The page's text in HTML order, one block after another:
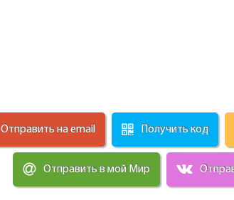
Отправить на email Получить код
Отправить в мой Мир